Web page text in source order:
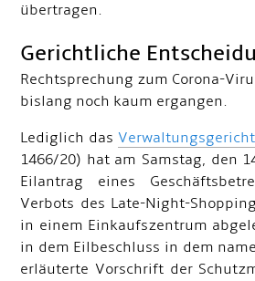
übertragen.
Gerichtliche
Rechtsprechung zum Corona-
bislang noch kaum ergangen.
Lediglich das
1466/20) hat am Samstag, den
Eilantrag eines
Verbots des Late-Night-
in einem Einkaufszentrum
in dem Eilbeschluss in dem
erläuterte Vorschrift der